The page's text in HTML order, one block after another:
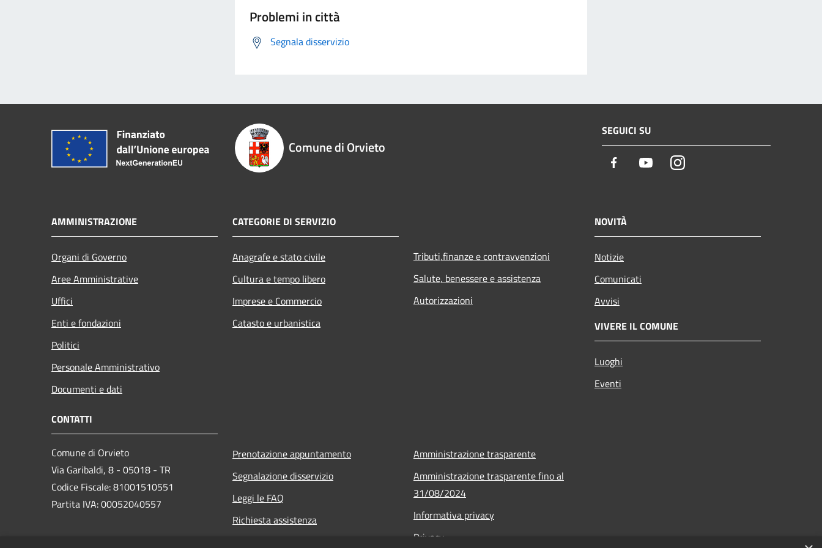
Problemi in città
Segnala disservizio
Comune di Orvieto
SEGUICI SU
Facebook YoutubeInstagram
AMMINISTRAZIONE
Organi di Governo
Aree Amministrative
Uffici
Enti e fondazioni
Politici
Personale Amministrativo
Documenti e dati
CATEGORIE DI SERVIZIO
Anagrafe e stato civile
Cultura e tempo libero
Imprese e Commercio
Catasto e urbanistica
Tributi,finanze e contravvenzioni
Salute, benessere e assistenza
Autorizzazioni
NOVITÀ
Notizie
Comunicati
Avvisi
VIVERE IL COMUNE
Luoghi
Eventi
CONTATTI
Comune di Orvieto
Via Garibaldi, 8 - 05018 - TR
Codice Fiscale: 81001510551
Partita IVA: 00052040557
Prenotazione appuntamento
Segnalazione disservizio
Leggi le FAQ
Richiesta assistenza
Amministrazione trasparente
Amministrazione trasparente fino al
31/08/2024
Informativa privacy
Privacy